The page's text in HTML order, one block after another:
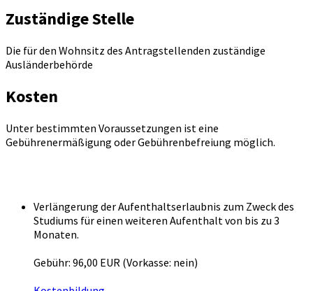
Zuständige Stelle
Die für den Wohnsitz des Antragstellenden zuständige
Ausländerbehörde
Kosten
Unter bestimmten Voraussetzungen ist eine
Gebührenermäßigung oder Gebührenbefreiung möglich.
Verlängerung der Aufenthaltserlaubnis zum Zweck des
Studiums für einen weiteren Aufenthalt von bis zu 3
Monaten.
Gebühr: 96,00 EUR (Vorkasse: nein)